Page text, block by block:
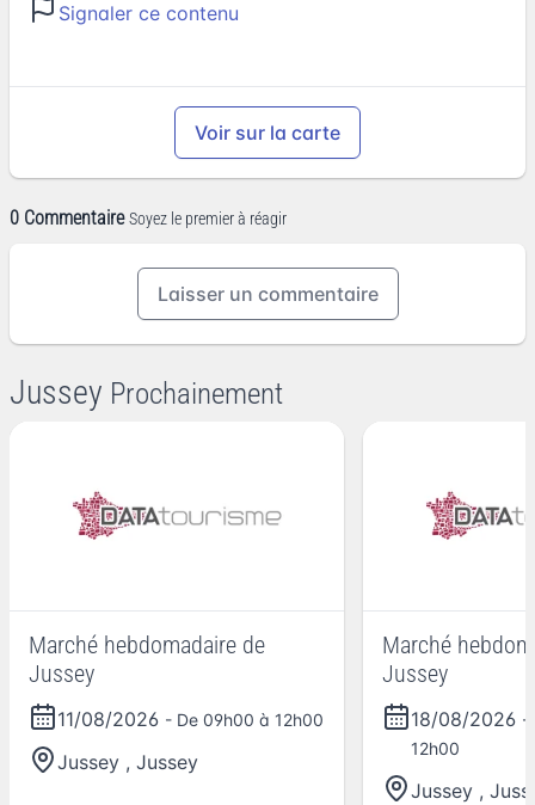
Signaler ce contenu
Voir sur la carte
0 Commentaire Soyez le premier à réagir
Laisser un commentaire
Jussey Prochainement
Marché hebdomadaire de
Jussey
11/08/2026 - De 09h00 à 12h00
Jussey , Jussey
Marché
Jussey
18/08/2026 -
12h00
Jussey ,